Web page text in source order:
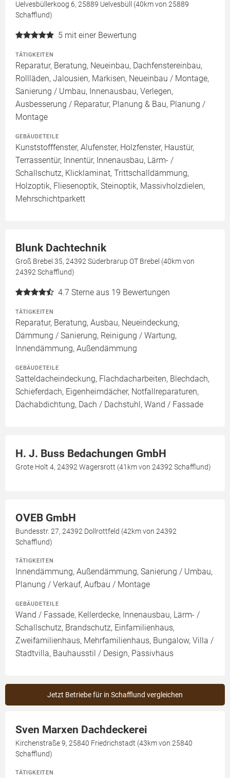
Uelvesbüllerkoog 6, 25889 Uelvesbüll (40km von 25889
Schafflund)
5 mit einer Bewertung
TÄTIGKEITEN
Reparatur, Beratung, Neueinbau, Dachfenstereinbau,
Rollläden, Jalousien, Markisen, Neueinbau / Montage,
Sanierung / Umbau, Innenausbau, Verlegen,
Ausbesserung / Reparatur, Planung & Bau, Planung /
Montage
GEBÄUDETEILE
Kunststofffenster, Alufenster, Holzfenster, Haustür,
Terrassentür, Innentür, Innenausbau, Lärm- /
Schallschutz, Klicklaminat, Trittschalldämmung,
Holzoptik, Fliesenoptik, Steinoptik, Massivholzdielen,
Mehrschichtparkett
Blunk Dachtechnik
Groß Brebel 35, 24392 Süderbrarup OT Brebel (40km von
24392 Schafflund)
4.7 Sterne aus 19 Bewertungen
TÄTIGKEITEN
Reparatur, Beratung, Ausbau, Neueindeckung,
Dämmung / Sanierung, Reinigung / Wartung,
Innendämmung, Außendämmung
GEBÄUDETEILE
Satteldacheindeckung, Flachdacharbeiten, Blechdach,
Schieferdach, Eigenheimdächer, Notfallreparaturen,
Dachabdichtung, Dach / Dachstuhl, Wand / Fassade
H. J. Buss Bedachungen GmbH
Grote Holt 4, 24392 Wagersrott (41km von 24392 Schafflund)
OVEB GmbH
Bundesstr. 27, 24392 Dollrottfeld (42km von 24392
Schafflund)
TÄTIGKEITEN
Innendämmung, Außendämmung, Sanierung / Umbau,
Planung / Verkauf, Aufbau / Montage
GEBÄUDETEILE
Wand / Fassade, Kellerdecke, Innenausbau, Lärm- /
Schallschutz, Brandschutz, Einfamilienhaus,
Zweifamilienhaus, Mehrfamilienhaus, Bungalow, Villa /
Stadtvilla, Bauhausstil / Design, Passivhaus
Jetzt Betriebe für in Schafflund vergleichen
Sven Marxen Dachdeckerei
Kirchenstraße 9, 25840 Friedrichstadt (43km von 25840
Schafflund)
TÄTIGKEITEN